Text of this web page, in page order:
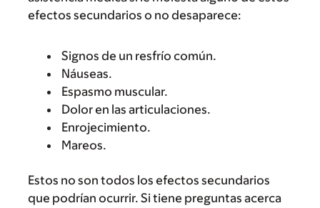
efectos secundarios o no desaparece:
Signos de un resfrío común.
Náuseas.
Espasmo muscular.
Dolor en las articulaciones.
Enrojecimiento.
Mareos.
Estos no son todos los efectos secundarios
que podrían ocurrir. Si tiene preguntas acerca